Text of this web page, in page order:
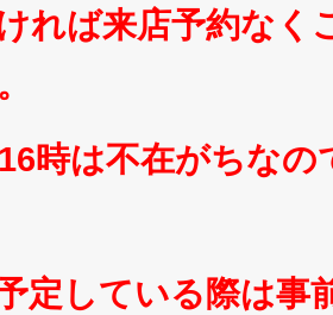
れば来店予約なく
時は不在がちなの
定している際は事